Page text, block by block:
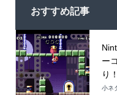
おすすめ記事
ー
り
小ネ